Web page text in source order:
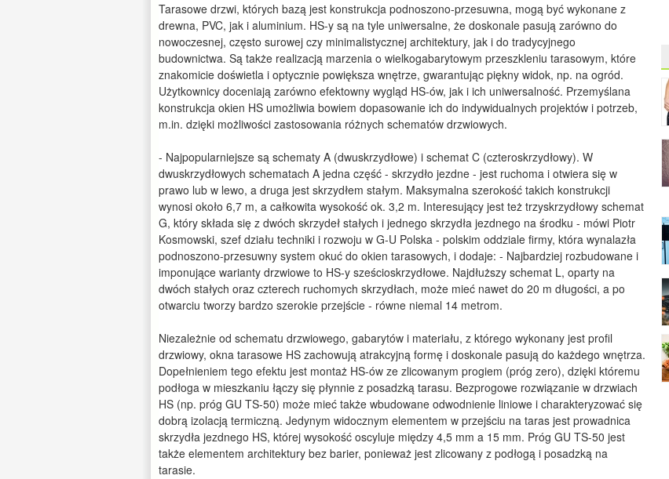
Tarasowe drzwi, których bazą jest konstrukcja podnoszono-przesuwna, mogą być wykonane z
drewna, PVC, jak i aluminium. HS-y są na tyle uniwersalne, że doskonale pasują zarówno do
nowoczesnej, często surowej czy minimalistycznej architektury, jak i do tradycyjnego
budownictwa. Są także realizacją marzenia o wielkogabarytowym przeszkleniu tarasowym, które
znakomicie doświetla i optycznie powiększa wnętrze, gwarantując piękny widok, np. na ogród.
Użytkownicy doceniają zarówno efektowny wygląd HS-ów, jak i ich uniwersalność. Przemyślana
konstrukcja okien HS umożliwia bowiem dopasowanie ich do indywidualnych projektów i potrzeb,
m.in. dzięki możliwości zastosowania różnych schematów drzwiowych.
- Najpopularniejsze są schematy A (dwuskrzydłowe) i schemat C (czteroskrzydłowy). W
dwuskrzydłowych schematach A jedna część - skrzydło jezdne - jest ruchoma i otwiera się w
prawo lub w lewo, a druga jest skrzydłem stałym. Maksymalna szerokość takich konstrukcji
wynosi około 6,7 m, a całkowita wysokość ok. 3,2 m. Interesujący jest też trzyskrzydłowy schemat
G, który składa się z dwóch skrzydeł stałych i jednego skrzydła jezdnego na środku - mówi Piotr
Kosmowski, szef działu techniki i rozwoju w G-U Polska - polskim oddziale firmy, która wynalazła
podnoszono-przesuwny system okuć do okien tarasowych, i dodaje: - Najbardziej rozbudowane i
imponujące warianty drzwiowe to HS-y sześcioskrzydłowe. Najdłuższy schemat L, oparty na
dwóch stałych oraz czterech ruchomych skrzydłach, może mieć nawet do 20 m długości, a po
otwarciu tworzy bardzo szerokie przejście - równe niemal 14 metrom.
Niezależnie od schematu drzwiowego, gabarytów i materiału, z którego wykonany jest profil
drzwiowy, okna tarasowe HS zachowują atrakcyjną formę i doskonale pasują do każdego wnętrza.
Dopełnieniem tego efektu jest montaż HS-ów ze zlicowanym progiem (próg zero), dzięki któremu
podłoga w mieszkaniu łączy się płynnie z posadzką tarasu. Bezprogowe rozwiązanie w drzwiach
HS (np. próg GU TS-50) może mieć także wbudowane odwodnienie liniowe i charakteryzować się
dobrą izolacją termiczną. Jedynym widocznym elementem w przejściu na taras jest prowadnica
skrzydła jezdnego HS, której wysokość oscyluje między 4,5 mm a 15 mm. Próg GU TS-50 jest
także elementem architektury bez barier, ponieważ jest zlicowany z podłogą i posadzką na
tarasie.